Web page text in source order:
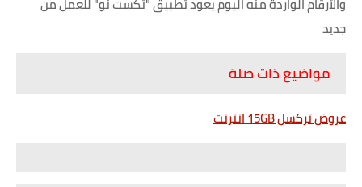
والأرقام الواردة منه اليوم يعود تطبيق "تكست نو" للعمل من
جديد
مواضيع ذات صلة
عروض تركسل 15GB انترنت